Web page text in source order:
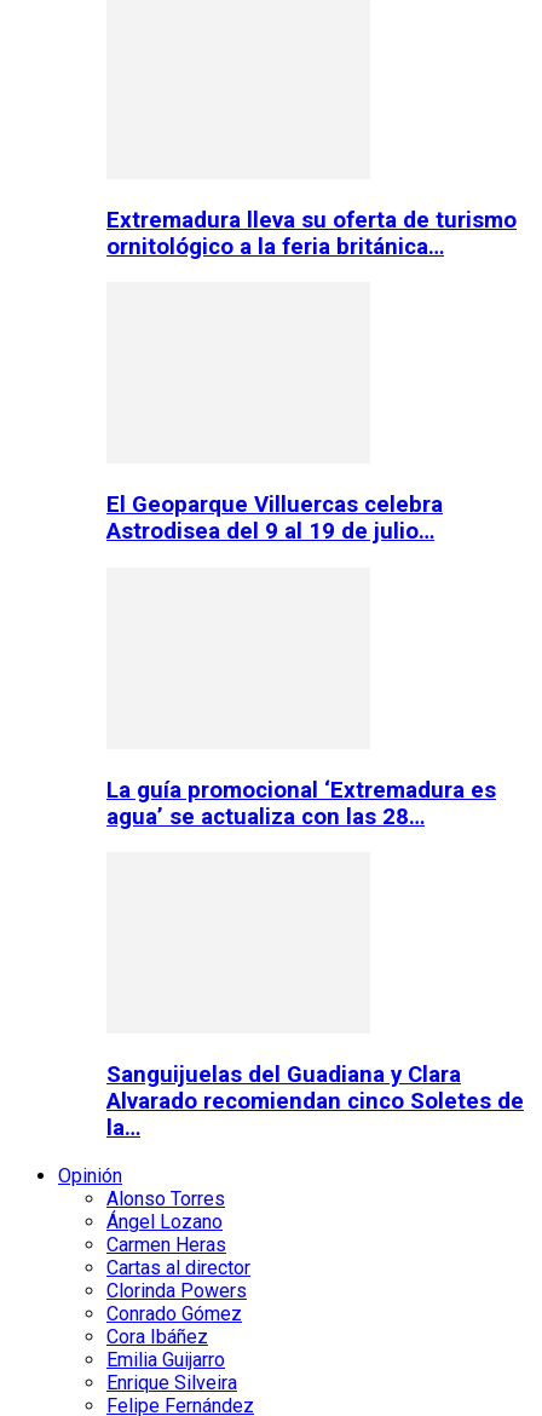
Extremadura lleva su oferta de turismo
ornitológico a la feria británica…
El Geoparque Villuercas celebra
Astrodisea del 9 al 19 de julio…
La guía promocional ‘Extremadura es
agua’ se actualiza con las 28…
Sanguijuelas del Guadiana y Clara
Alvarado recomiendan cinco Soletes de
la…
Opinión
Alonso Torres
Ángel Lozano
Carmen Heras
Cartas al director
Clorinda Powers
Conrado Gómez
Cora Ibáñez
Emilia Guijarro
Enrique Silveira
Felipe Fernández